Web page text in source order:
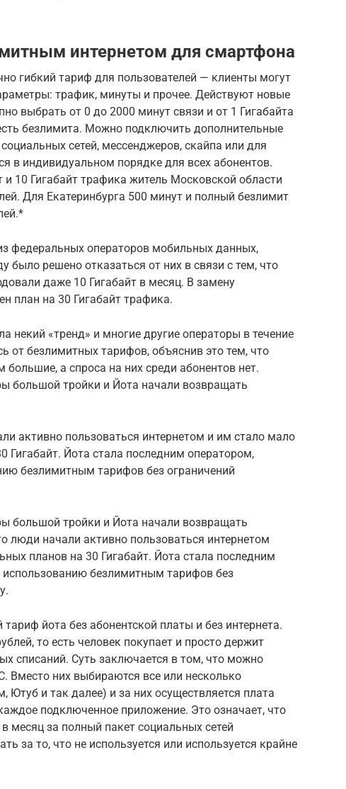
интернетом для смартфона
гибкий тариф для пользователей — клиенты могут
трафик, минуты и прочее. Действуют новые
выбрать от 0 до 2000 минут связи и от 1 Гигабайта
безлимита. Можно подключить дополнительные
сетей, мессенджеров, скайпа или для
индивидуальном порядке для всех абонентов.
10 Гигабайт трафика житель Московской области
Для Екатеринбурга 500 минут и полный безлимит
федеральных операторов мобильных данных,
было решено отказаться от них в связи с тем, что
даже 10 Гигабайт в месяц. В замену
план на 30 Гигабайт трафика.
некий «тренд» и многие другие операторы в течение
от безлимитных тарифов, объяснив это тем, что
а спроса на них среди абонентов нет.
большой тройки и Йота начали возвращать
активно пользоваться интернетом и им стало мало
Йота стала последним оператором,
безлимитным тарифов без ограничений
большой тройки и Йота начали возвращать
люди начали активно пользоваться интернетом
планов на 30 Гигабайт. Йота стала последним
безлимитным тарифов без
йота без абонентской платы и без интернета.
то есть человек покупает и просто держит
списаний. Суть заключается в том, что можно
Вместо них выбираются все или несколько
Ютуб и так далее) и за них осуществляется плата
подключенное приложение. Это означает, что
месяц за полный пакет социальных сетей
за то, что не используется или используется крайне